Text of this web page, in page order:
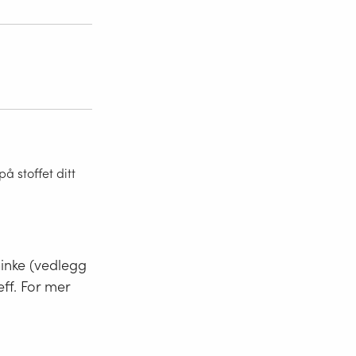
stoffet ditt
(vedlegg
For mer